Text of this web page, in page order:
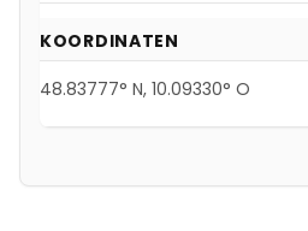
KOORDINATEN
48.83777° N, 10.09330° O